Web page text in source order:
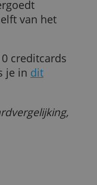
risico rekent,
euro is. Ook
meer voor
andere
hebben dan
die bij
test eindigt de